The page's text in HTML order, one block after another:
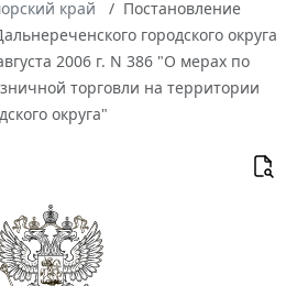
край
Постановление
городского округа
2006 г. N 386 "О мерах по
торговли на территории
округа"